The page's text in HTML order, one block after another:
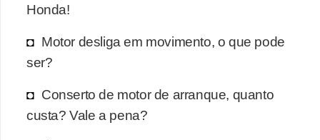
Honda!
Motor desliga em movimento, o que pode
ser?
Conserto de motor de arranque, quanto
custa? Vale a pena?
m
r
a
r
c